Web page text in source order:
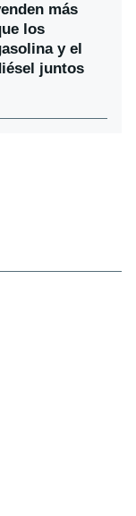
más
los
y el
juntos